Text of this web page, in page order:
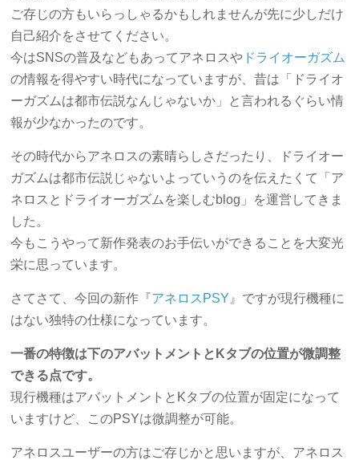
ご存じの方もいらっしゃるかもしれませんが先に少しだけ
自己紹介をさせてください。
今はSNSの普及などもあってアネロスや ドライオーガズム
の情報を得やすい時代になっていますが、昔は「ドライオ
ーガズムは都市伝説なんじゃないか」と言われるぐらい情
報が少なかったのです。
その時代からアネロスの素晴らしさだったり、ドライオー
ガズムは都市伝説じゃないよっていうのを伝えたくて「ア
ネロスとドライオーガズムを楽しむblog」を運営してきま
した。
今もこうやって新作発表のお手伝いができることを大変光
栄に思っています。
さてさて、今回の新作『アネロスPSY 』ですが現行機種に
はない独特の仕様になっています。
一番の特徴は下のアバットメントとKタブの位置が微調整
できる点です。
現行機種はアバットメントとKタブの位置が固定になって
いますけど、このPSYは微調整が可能。
アネロスユーザーの方はご存じかと思いますが、アネロス